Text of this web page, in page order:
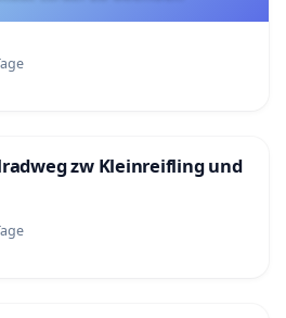
zw Kleinreifling und